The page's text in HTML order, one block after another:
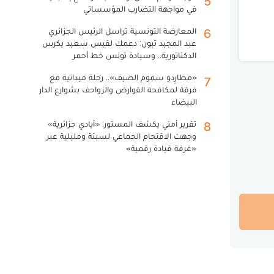
في مواجهة التضارب المؤسساتي
6
المعارضة التونسية تراسل الرئيس الجزائري
عبد المجيد تبون: دعمك لقيس سعيد يكرس
الدكتاتورية.. وسيادة تونس خط أحمر
7
«مطارِدو سموم الصيف».. رحلة ميدانية مع
فرقة لمكافحة القوارض والزواحف بشوارع الدار
البيضاء
8
تقرير أمني يكشف المستور: «أيادي جزائرية»
وجهت الاقتحام الجماعي لسبتة ومليلية عبر
«غرفة قيادة رقمية»